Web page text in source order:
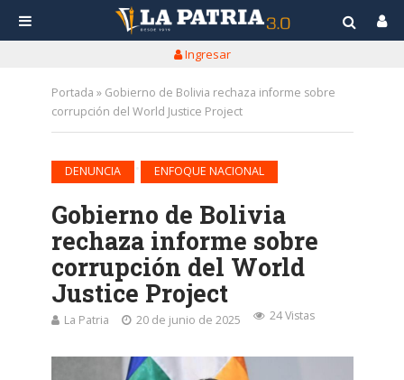
Ingresar
Portada » Gobierno de Bolivia rechaza informe sobre
corrupción del World Justice Project
DENUNCIA ENFOQUE NACIONAL
Gobierno de Bolivia
rechaza informe sobre
corrupción del World
Justice Project
La Patria 20 de junio de 2025 24 Vistas